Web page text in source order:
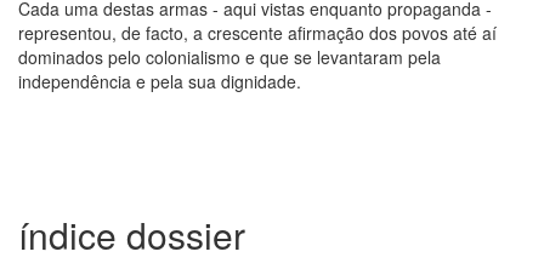
Cada uma destas armas - aqui vistas enquanto propaganda -
representou, de facto, a crescente afirmação dos povos até aí
dominados pelo colonialismo e que se levantaram pela
independência e pela sua dignidade.
índice dossier